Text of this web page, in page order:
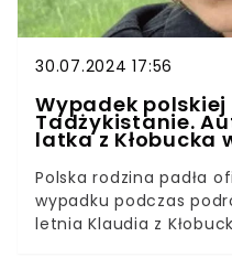
30.07.2024 17:56
Wypadek
Tadżykistanie.
latka z Kłobucka
Polska rodzina padła
wypadku podczas
letnia Klaudia z